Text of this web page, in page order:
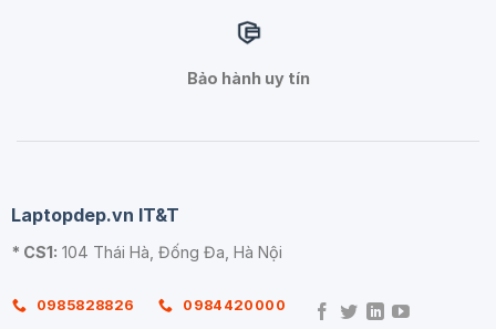
Bảo hành uy tín
Laptopdep.vn IT&T
* CS1: 104 Thái Hà, Đống Đa, Hà Nội
0985828826 0984420000